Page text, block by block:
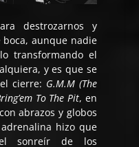
destrozarnos y
aunque nadie
transformando el
y es que se
cierre: G.M.M (The
To The Pit, en
abrazos y globos
hizo que
sonreír de los